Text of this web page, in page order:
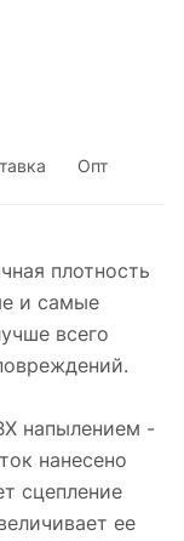
Опт
плотность
и самые
всего
напылением -
нанесено
сцепление
ее